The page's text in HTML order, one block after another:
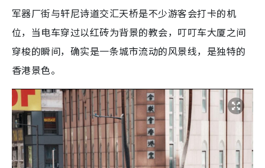
军器厂街与轩尼诗道交汇天桥是不少游客会打卡的机
位，当电车穿过以红砖为背景的教会，叮叮车大厦之间
穿梭的瞬间，确实是一条城市流动的风景线，是独特的
香港景色。